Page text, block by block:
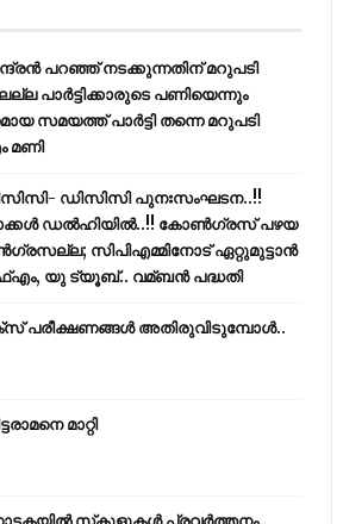
പറഞ്ഞ് നടക്കുന്നതിന് മറുപടി
പാര്‍ട്ടിക്കാരുടെ പണിയെന്നും
സമയത്ത് പാര്‍ട്ടി തന്നെ മറുപടി
മണി
ഡിസിസി പുനഃസംഘടന..!!
ഡൽഹിയിൽ..!! കോണ്‍ഗ്രസ് പഴയ
സിപിഎമ്മിനോട് ഏറ്റുമുട്ടാന്‍
യു ട്യൂബ്.. വമ്ബന്‍ പദ്ധതി
പരീക്ഷണങ്ങൾ അതിരുവിടുമ്പോൾ..
മാറ്റി